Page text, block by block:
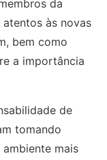
da
às novas
bem como
a importância
de
tomando
mais